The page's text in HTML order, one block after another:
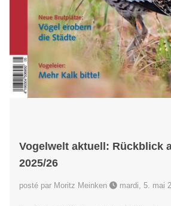
Vogelwelt aktuell: Rückblick
2025/26
posté par Moritz Meinken mardi, 5. mai